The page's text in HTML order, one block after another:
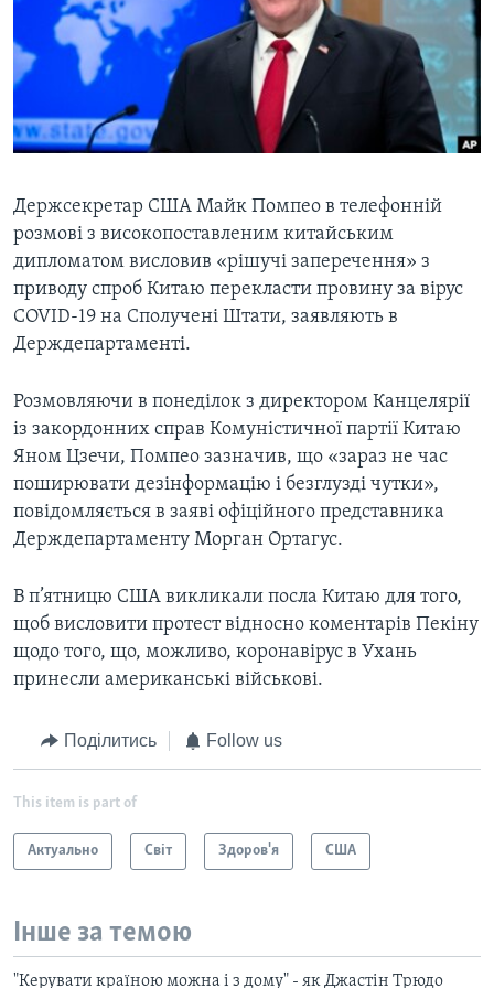
СУСПІЛЬСТВО
ЕКОНОМІКА
ІСТОРІЇ УСПІХУ УКРАЇНЦІВ
ТЕЛЕПРОГРАМИ
ЧАС-TIME
БРИФІНГ ГОЛОСУ АМЕРИКИ
ВІКНО В АМЕРИКУ
ПРАЙМ-ТАЙМ
ПОГЛЯД З ВАШИНГТОНА
ENGLISH
Learning English
МИ В СОЦМЕРЕЖАХ
Мови
Держсекретар США Майк Помпео в телефонній
розмові з високопоставленим китайським
дипломатом висловив «рішучі заперечення» з
приводу спроб Китаю перекласти провину за вірус
COVID-19 на Сполучені Штати, заявляють в
Держдепартаменті.
Розмовляючи в понеділок з директором Канцелярії
із закордонних справ Комуністичної партії Китаю
Яном Цзечи, Помпео зазначив, що «зараз не час
поширювати дезінформацію і безглузді чутки»,
повідомляється в заяві офіційного представника
Держдепартаменту Морган Ортагус.
В п’ятницю США викликали посла Китаю для того,
щоб висловити протест відносно коментарів Пекіну
щодо того, що, можливо, коронавірус в Ухань
принесли американські військові.
Поділитись Follow us
This item is part of
Актуально Світ Здоров'я США
Інше за темою
"Керувати країною можна і з дому" - як Джастін Трюдо